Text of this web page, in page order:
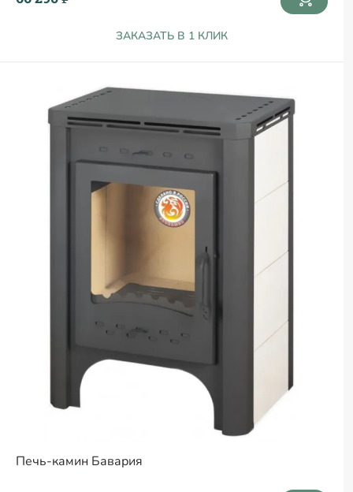
ЗАКАЗАТЬ В 1 КЛИК
Печь-камин Бавария